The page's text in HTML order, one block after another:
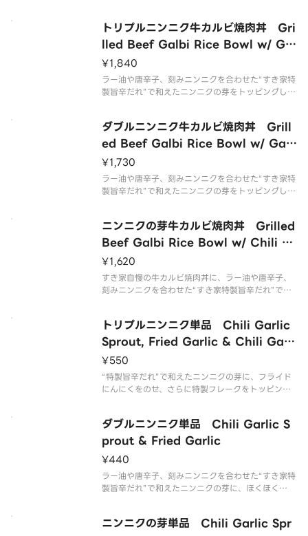
さい。
トリプルニンニク牛カルビ焼肉丼 Gri
lled Beef Galbi Rice Bowl w/ Ga
rlic Boost Max
¥1,840
ラー油や唐辛子、刻みニンニクを合わせた“すき家特
製旨辛だれ”で和えたニンニクの芽をトッピングした
特製フレークをトッピングした商品です。※辛さが
強い商品です。お子様・
ダブルニンニク牛カルビ焼肉丼 Grill
ed Beef Galbi Rice Bowl w/ Garl
ic Boost
¥1,730
ラー油や唐辛子、刻みニンニクを合わせた“すき家特
製旨辛だれ”で和えたニンニクの芽をトッピングした
品です。お子様・辛いものが苦手な方はご注意くだ
さい。
ニンニクの芽牛カルビ焼肉丼 Grilled
Beef Galbi Rice Bowl w/ Chili G
arlic Sprout
¥1,620
すき家自慢の牛カルビ焼肉丼に、ラー油や唐辛子、
刻みニンニクを合わせた“すき家特製旨辛だれ”で和
ご注意ください。
トリプルニンニク単品 Chili Garlic
Sprout, Fried Garlic & Chili Garli
c Flakes
¥550
“特製旨辛だれ”で和えたニンニクの芽に、フライド
にんにくをのせ、さらに特製フレークをトッピング
い！※辛さが強い商品です。お子様・辛いものが苦
手な方はご注意ください。
ダブルニンニク単品 Chili Garlic S
prout & Fried Garlic
¥440
ラー油や唐辛子、刻みニンニクを合わせた“すき家特
製旨辛だれ”で和えたニンニクの芽に、ほくほく
組み合わせをお楽しみください！※辛さが強い商品
ニンニクの芽単品 Chili Garlic Spr